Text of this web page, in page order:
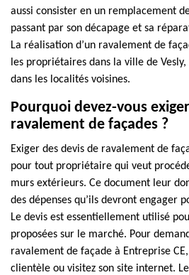
aussi consister en un remplacement
passant par son décapage et sa
La réalisation d’un ravalement de
les propriétaires dans la ville de
dans les localités voisines.
Pourquoi devez-vous
ravalement de façades ?
Exiger des devis de ravalement de
pour tout propriétaire qui veut
murs extérieurs. Ce document leur
des dépenses qu’ils devront engager
Le devis est essentiellement utilisé
proposées sur le marché. Pour
ravalement de façade à Entreprise
clientèle ou visitez son site internet.